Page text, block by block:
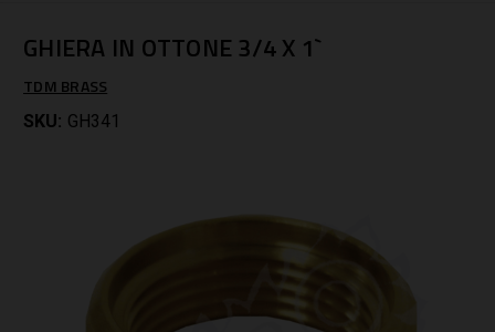
GHIERA IN OTTONE 3/4 X 1`
TDM BRASS
SKU: GH341